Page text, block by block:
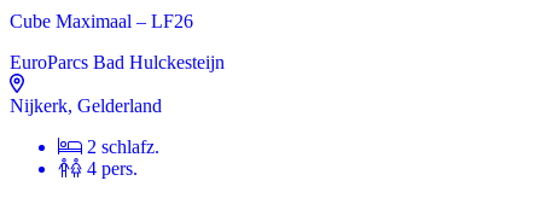
Cube Maximaal – LF26
EuroParcs Bad Hulckesteijn
Nijkerk, Gelderland
2 schlafz.
4 pers.